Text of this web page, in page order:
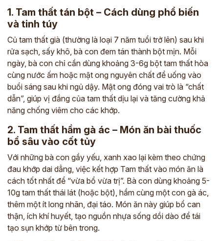
1. Tam thất tán bột – Cách dùng phổ biến
và tinh túy
Củ tam thất già (thường là loại 7 năm tuổi trở lên) sau khi
rửa sạch, sấy khô, bà con đem tán thành bột mịn. Mỗi
ngày, bà con chỉ cần dùng khoảng 3-6g bột tam thất hòa
cùng nước ấm hoặc mật ong nguyên chất để uống vào
buổi sáng sau khi ngủ dậy. Mật ong đóng vai trò là “chất
dẫn”, giúp vị đắng của tam thất dịu lại và tăng cường khả
năng chống viêm cho các khớp.
2. Tam thất hầm gà ác – Món ăn bài thuốc
bổ sâu vào cốt tủy
Với những bà con gầy yếu, xanh xao lại kèm theo chứng
đau khớp dai dẳng, việc kết hợp Tam thất vào món ăn là
cách tốt nhất để “vừa bổ vừa trị”. Bà con dùng khoảng 5-
10g tam thất thái lát (hoặc bột), hầm cùng một con gà ác,
thêm một ít long nhãn, đại táo. Món ăn này giúp bổ can
thận, ích khí huyết, tạo nguồn nhựa sống dồi dào để tái
tạo sụn khớp từ bên trong.